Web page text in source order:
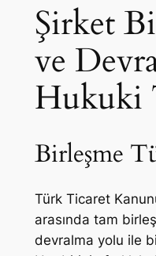
Şirket
ve
Hukuki
Birleşme
Türk Ticaret
arasında tam
devralma yolu ile